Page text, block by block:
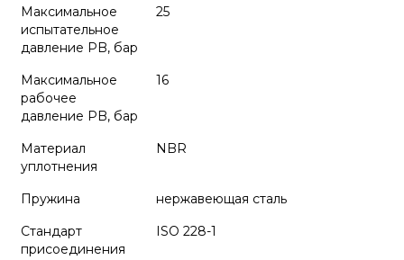
Максимальное
испытательное
давление PB, бар
25
Максимальное
рабочее
давление PB, бар
16
Материал
уплотнения
NBR
Пружина
нержавеющая сталь
Стандарт
присоединения
ISO 228-1